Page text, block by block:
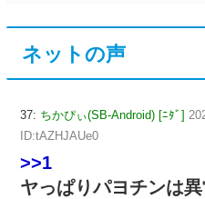
ネットの声
37: ちかぴぃ(SB-Android) [ﾆﾀﾞ]
ID:tAZHJAUe0
>>1
ヤっぱりパヨチンは